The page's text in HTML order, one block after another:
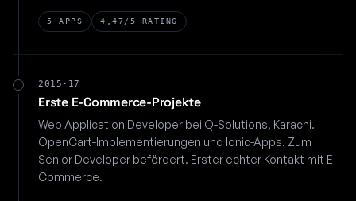
5 APPS 4,47/5 RATING
2015-17
Erste E-Commerce-Projekte
Web Application Developer bei Q-Solutions, Karachi.
OpenCart-Implementierungen und Ionic-Apps. Zum
Senior Developer befördert. Erster echter Kontakt mit E-
Commerce.